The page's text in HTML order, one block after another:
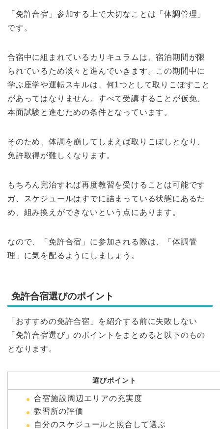
「免許合宿」参加する上で大切なことは「体調管理」
です。
合宿中に組まれているカリキュラムは、宿泊期間が限
られているため淡々と進んでいきます。この期間中に
学ぶ座学や運転スキルは、何1つとして取りこぼすこと
があってはなりません。すべて受講することが仮免、
本面試験と進むための条件となっています。
そのため、体調を崩してしまえば取りこぼしとなり、
免許取得が難しくなります。
もちろん完治すれば再度教習を受けることは可能です
ガ、スケジュールはすでに詰まっている状態にあるた
め、組み換えができないという点にあります。
なので、「免許合宿」に参加される際は、「体調管
理」に気を配るようにしましょう。
免許合宿選びのポイント
「おすすめの免許合宿」を紹介する前に失敗しない
「免許合宿選び」のポイントをまとめると以下のもの
となります。
選びポイント
合宿施設周辺エリアの充実度
教習所の評価
自分のスケジュールと照合して選ぶ